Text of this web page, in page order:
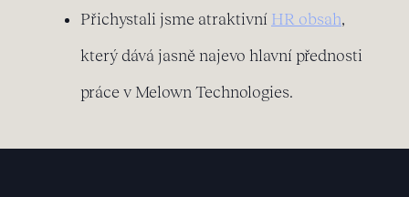
Přichystali jsme atraktivní HR obsah,
který dává jasně najevo hlavní přednosti
práce v Melown Technologies.